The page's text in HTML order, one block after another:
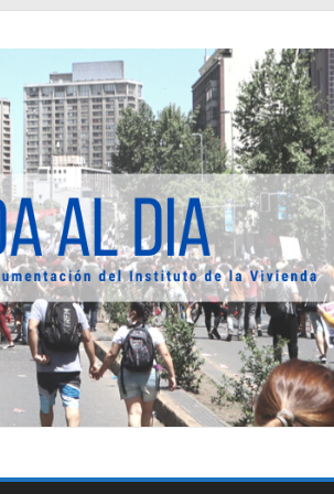
prácticas y representaciones [2022]
de las fronteras latinoamericanas
: un patrimonio emblemático [2014]